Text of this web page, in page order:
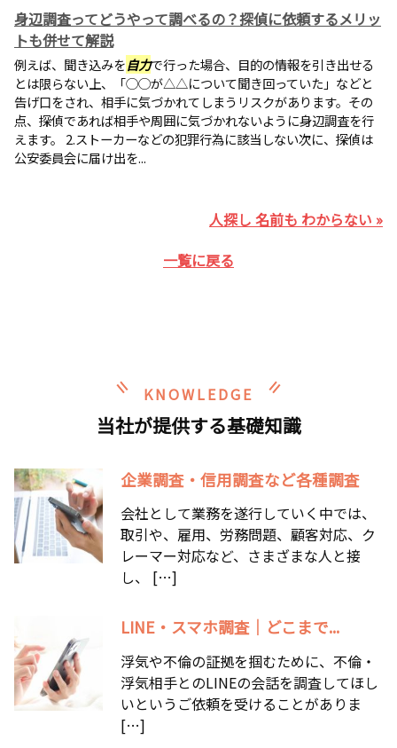
身辺調査ってどうやって調べるの？探偵に依頼するメリッ
トも併せて解説
例えば、聞き込みを自力で行った場合、目的の情報を引き出せる
とは限らない上、「◯◯が△△について聞き回っていた」などと
告げ口をされ、相手に気づかれてしまうリスクがあります。その
点、探偵であれば相手や周囲に気づかれないように身辺調査を行
えます。 2.ストーカーなどの犯罪行為に該当しない次に、探偵は
公安委員会に届け出を...
人探し 名前も わからない »
一覧に戻る
KNOWLEDGE
当社が提供する基礎知識
企業調査・信用調査など各種調査
会社として業務を遂行していく中では、
取引や、雇用、労務問題、顧客対応、ク
レーマー対応など、さまざまな人と接
し、 […]
LINE・スマホ調査｜どこまで...
浮気や不倫の証拠を掴むために、不倫・
浮気相手とのLINEの会話を調査してほし
いというご依頼を受けることがありま
[…]